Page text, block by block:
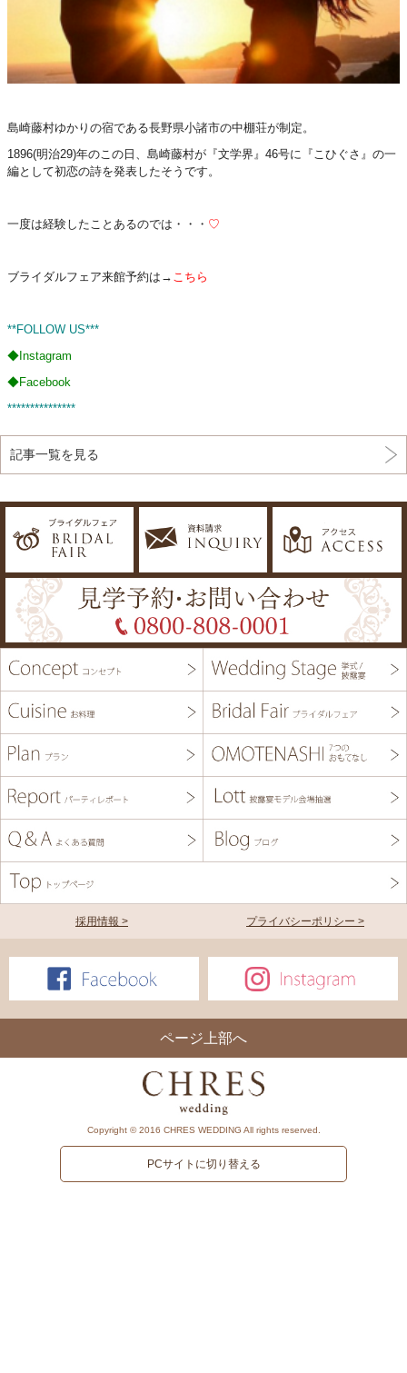
島崎藤村ゆかりの宿である長野県小諸市の中棚荘が制定。
1896(明治29)年のこの日、島崎藤村が『文学界』46号に『こひぐさ』の一
編として初恋の詩を発表したそうです。
一度は経験したことあるのでは・・・ ♡
ブライダルフェア来館予約は→ こちら
**FOLLOW US***
◆ Instagram
◆Facebook
***************
記事一覧を見る
採用情報 > プライバシーポリシー >
ページ上部へ
Copyright © 2016 CHRES WEDDING All rights reserved.
PCサイトに切り替える